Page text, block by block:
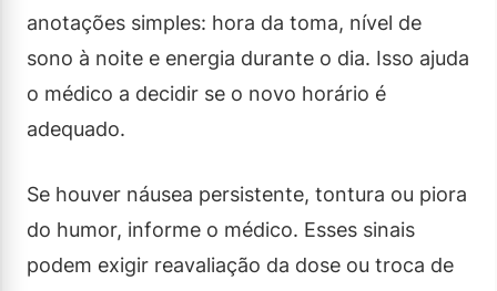
anotações simples: hora da toma, nível de
sono à noite e energia durante o dia. Isso ajuda
o médico a decidir se o novo horário é
adequado.
Se houver náusea persistente, tontura ou piora
do humor, informe o médico. Esses sinais
podem exigir reavaliação da dose ou troca de